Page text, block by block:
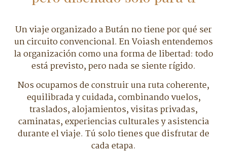
Un viaje organizado a Bután no tiene por qué ser
un circuito convencional. En Voiash entendemos
la organización como una forma de libertad: todo
está previsto, pero nada se siente rígido.
Nos ocupamos de construir una ruta coherente,
equilibrada y cuidada, combinando vuelos,
traslados, alojamientos, visitas privadas,
caminatas, experiencias culturales y asistencia
durante el viaje. Tú solo tienes que disfrutar de
cada etapa.